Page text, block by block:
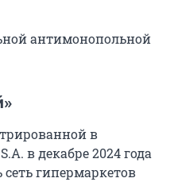
антимонопольной
в
в декабре 2024 года
гипермаркетов